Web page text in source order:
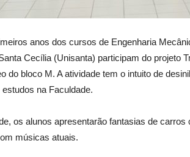
anos dos cursos de Engenharia
Cecília (Unisanta) participam do projeto
do bloco M. A atividade tem o intuito de
na Faculdade.
os alunos apresentarão fantasias de
músicas atuais.